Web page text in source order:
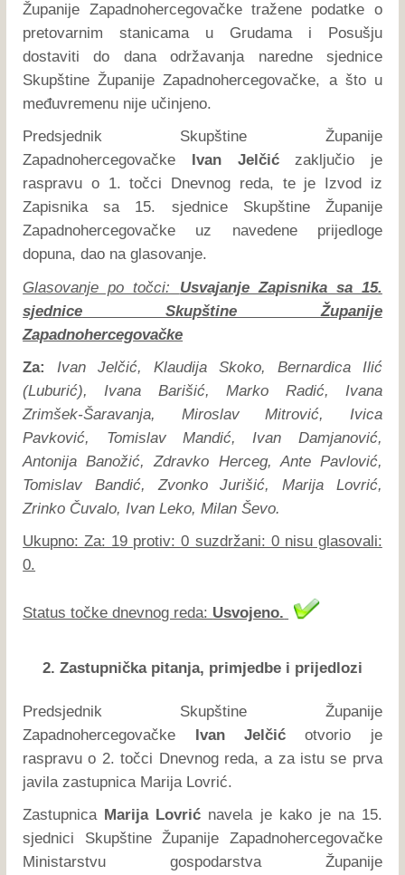
Županije Zapadnohercegovačke tražene podatke o
pretovarnim stanicama u Grudama i Posušju
dostaviti do dana održavanja naredne sjednice
Skupštine Županije Zapadnohercegovačke, a što u
međuvremenu nije učinjeno.
Predsjednik Skupštine Županije
Zapadnohercegovačke
Ivan Jelčićzaključio je
raspravu o 1. točci Dnevnog reda, te je Izvod iz
Zapisnika sa 15. sjednice Skupštine Županije
Zapadnohercegovačke uz navedene prijedloge
dopuna, dao na glasovanje.
Glasovanje po točci: Usvajanje Zapisnika sa 15.
sjednice Skupštine Županije
Zapadnohercegovačke
Za:
Ivan Jelčić, Klaudija Skoko, Bernardica Ilić
(Luburić), Ivana Barišić, Marko Radić, Ivana
Zrimšek-Šaravanja, Miroslav Mitrović, Ivica
Pavković, Tomislav Mandić, Ivan Damjanović,
Antonija Banožić, Zdravko Herceg, Ante Pavlović,
Tomislav Bandić, Zvonko Jurišić, Marija Lovrić,
Zrinko Čuvalo, Ivan Leko, Milan Ševo.
Ukupno: Za: 19 protiv: 0 suzdržani: 0 nisu glasovali:
0.
Status točke dnevnog reda: Usvojeno.
2. Zastupnička pitanja, primjedbe i prijedlozi
Predsjednik Skupštine Županije
Zapadnohercegovačke Ivan Jelčić otvorio je
raspravu o 2. točci Dnevnog reda, a za istu se prva
javila zastupnica Marija Lovrić.
Zastupnica Marija Lovrić navela je kako je na 15.
sjednici Skupštine Županije Zapadnohercegovačke
Ministarstvu gospodarstva Županije